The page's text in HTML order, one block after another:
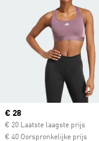
Current price
€ 28
€ 20 Laatste laagste prijs
€ 40 Oorspronkelijke prijs